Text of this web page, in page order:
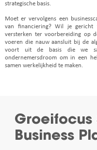
strategische basis.
Moet er vervolgens een
van financiering? Wil je gericht
versterken ter voorbereiding op
voeren die nauw aansluit bij de
voort uit de basis die we
ondernemersdroom om in een
samen werkelijkheid te maken.
Groeifocus
Business